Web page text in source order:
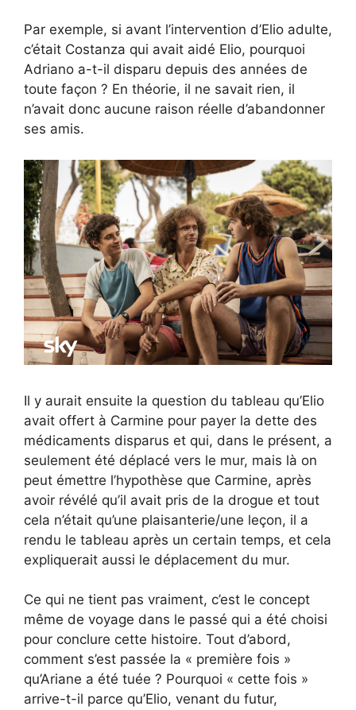
Par exemple, si avant l’intervention d’Elio adulte,
c’était Costanza qui avait aidé Elio, pourquoi
Adriano a-t-il disparu depuis des années de
toute façon ? En théorie, il ne savait rien, il
n’avait donc aucune raison réelle d’abandonner
ses amis.
Il y aurait ensuite la question du tableau qu’Elio
avait offert à Carmine pour payer la dette des
médicaments disparus et qui, dans le présent, a
seulement été déplacé vers le mur, mais là on
peut émettre l’hypothèse que Carmine, après
avoir révélé qu’il avait pris de la drogue et tout
cela n’était qu’une plaisanterie/une leçon, il a
rendu le tableau après un certain temps, et cela
expliquerait aussi le déplacement du mur.
Ce qui ne tient pas vraiment, c’est le concept
même de voyage dans le passé qui a été choisi
pour conclure cette histoire. Tout d’abord,
comment s’est passée la « première fois »
qu’Ariane a été tuée ? Pourquoi « cette fois »
arrive-t-il parce qu’Elio, venant du futur,